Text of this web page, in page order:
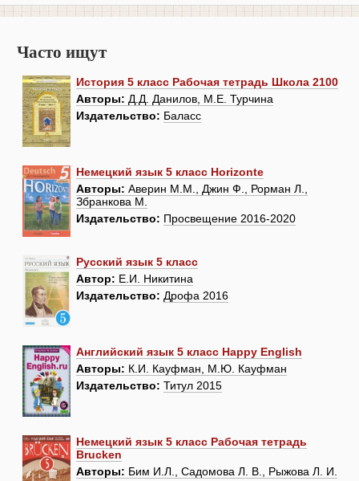
Часто ищут
История 5 класс Рабочая тетрадь Школа 2100
Авторы: Д.Д. Данилов, М.Е. Турчина
Издательство: Баласс
Немецкий язык 5 класс Horizonte
Авторы: Аверин М.М., Джин Ф., Рорман Л.,
Збранкова М.
Издательство: Просвещение 2016-2020
Русский язык 5 класс
Автор: Е.И. Никитина
Издательство: Дрофа 2016
Английский язык 5 класс Happy English
Авторы: К.И. Кауфман, М.Ю. Кауфман
Издательство: Титул 2015
Немецкий язык 5 класс Рабочая тетрадь
Brucken
Авторы: Бим И.Л., Садомова Л. В., Рыжова Л. И.